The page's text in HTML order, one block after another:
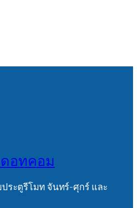
อทคอม
ระตูรีโมท จันทร์-ศุกร์ และ